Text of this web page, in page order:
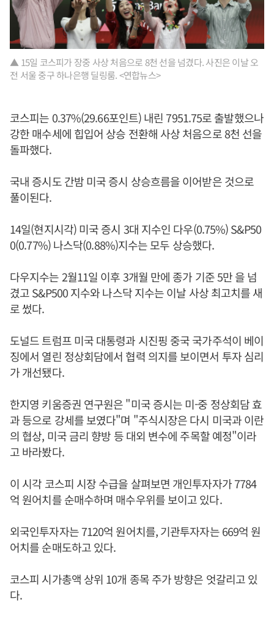
▲ 15일 코스피가 장중 사상 처음으로 8천 선을 넘겼다. 사진은 이날 오
전 서울 중구 하나은행 딜링룸. <연합뉴스>
코스피는 0.37%(29.66포인트) 내린 7951.75로 출발했으나
강한 매수세에 힙입어 상승 전환해 사상 처음으로 8천 선을
돌파했다.
국내 증시도 간밤 미국 증시 상승흐름을 이어받은 것으로
풀이된다.
14일(현지시각) 미국 증시 3대 지수인 다우(0.75%) S&P50
0(0.77%) 나스닥(0.88%)지수는 모두 상승했다.
다우지수는 2월11일 이후 3개월 만에 종가 기준 5만 을 넘
겼고 S&P500 지수와 나스닥 지수는 이날 사상 최고치를 새
로 썼다.
도널드 트럼프 미국 대통령과 시진핑 중국 국가주석이 베이
징에서 열린 정상회담에서 협력 의지를 보이면서 투자 심리
가 개선됐다.
한지영 키움증권 연구원은 "미국 증시는 미-중 정상회담 효
과 등으로 강세를 보였다"며 "주식시장은 다시 미국과 이란
의 협상, 미국 금리 향방 등 대외 변수에 주목할 예정"이라
고 바라봤다.
이 시각 코스피 시장 수급을 살펴보면 개인투자자가 7784
억 원어치를 순매수하며 매수우위를 보이고 있다.
외국인투자자는 7120억 원어치를, 기관투자자는 669억 원
어치를 순매도하고 있다.
코스피 시가총액 상위 10개 종목 주가 방향은 엇갈리고 있
다.